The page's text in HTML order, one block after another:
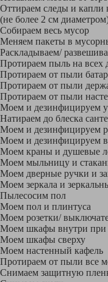
Оттираем следы и капли
(не более 2 см
Собираем весь мусор
Меняем пакеты в
Раскладываем/
Протираем пыль на всех
Протираем от пыли
Протираем от пыли
Протираем от пыли
Моем и дезинфицируем
Натираем до блеска
Моем и дезинфицируем
Моем и дезинфицируем
Моем краны и душевые
Моем мыльницу и
Моем дверные ручки и
Моем зеркала и
Пылесосим пол
Моем пол и плинтуса
Моем розетки/
Моем шкафы внутри при
Моем шкафы сверху
Моем настенный кафель
Протираем от пыли все
Снимаем защитную